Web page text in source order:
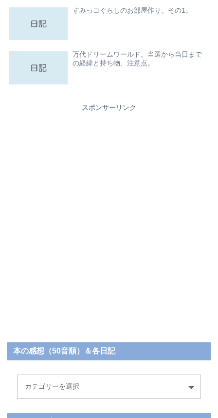
すみっコぐらしのお部屋作り。その1。
万代ドリームワールド。当選から当日まで
の経緯と持ち物、注意点。
スポンサーリンク
本の感想（50音順）＆各日記